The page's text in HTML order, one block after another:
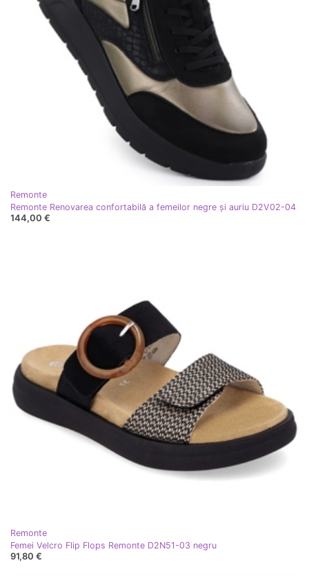
Remonte
Remonte Renovarea confortabilă a femeilor negre și auriu D2V02-04
144,00 €
Remonte
Femei Velcro Flip Flops Remonte D2N51-03 negru
91,80 €